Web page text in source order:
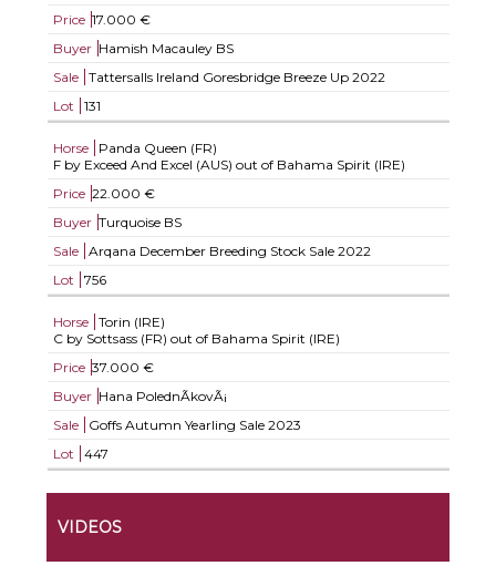
Price 17.000 €
Buyer Hamish Macauley BS
Sale
Tattersalls Ireland Goresbridge Breeze Up 2022
Lot
131
Horse
Panda Queen (FR)
F by Exceed And Excel (AUS) out of Bahama Spirit (IRE)
Price 22.000 €
Buyer Turquoise BS
Sale
Arqana December Breeding Stock Sale 2022
Lot
756
Horse
Torin (IRE)
C by Sottsass (FR) out of Bahama Spirit (IRE)
Price 37.000 €
Buyer Hana PolednÃ­kovÃ¡
Sale
Goffs Autumn Yearling Sale 2023
Lot
447
VIDEOS